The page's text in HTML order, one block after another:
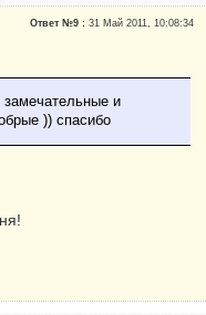
Ответ №9 :31 Май 2011, 10:08:34
и
)) спасибо